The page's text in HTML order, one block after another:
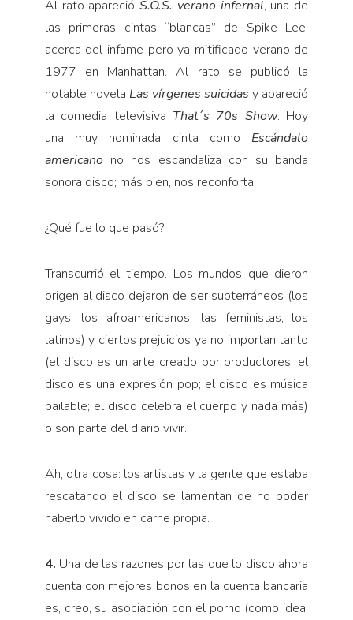
Al rato aparecióS.O.S. verano infernal, una de
las primeras cintas “blancas” de Spike Lee,
acerca del infame pero ya mitificado verano de
1977 en Manhattan. Al rato se publicó la
notable novela Las vírgenes suicidasy apareció
la comedia televisiva That´s 70s Show. Hoy
una muy nominada cinta como Escándalo
americano no nos escandaliza con su banda
sonora disco; más bien, nos reconforta.
¿Qué fue lo que pasó?
Transcurrió el tiempo. Los mundos que dieron
origen al disco dejaron de ser subterráneos (los
gays, los afroamericanos, las feministas, los
latinos) y ciertos prejuicios ya no importan tanto
(el disco es un arte creado por productores; el
disco es una expresión pop; el disco es música
bailable; el disco celebra el cuerpo y nada más)
o son parte del diario vivir.
Ah, otra cosa: los artistas y la gente que estaba
rescatando el disco se lamentan de no poder
haberlo vivido en carne propia.
4. Una de las razones por las que lo disco ahora
cuenta con mejores bonos en la cuenta bancaria
es, creo, su asociación con el porno (como idea,